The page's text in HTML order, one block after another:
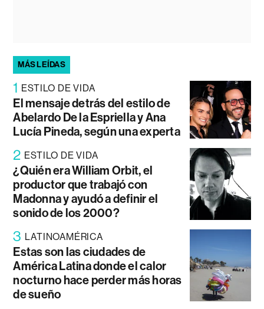
MÁS LEÍDAS
1 ESTILO DE VIDA
El mensaje detrás del estilo de
Abelardo De la Espriella y Ana
Lucía Pineda, según una experta
2 ESTILO DE VIDA
¿Quién era William Orbit, el
productor que trabajó con
Madonna y ayudó a definir el
sonido de los 2000?
3 LATINOAMÉRICA
Estas son las ciudades de
América Latina donde el calor
nocturno hace perder más horas
de sueño